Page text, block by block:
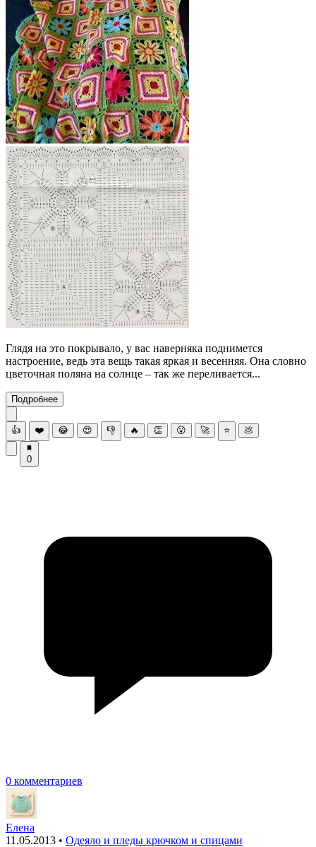
Глядя на это покрывало, у вас наверняка поднимется
настроение, ведь эта вещь такая яркая и весенняя. Она словно
цветочная поляна на солнце – так же переливается...
Подробнее
👍 ❤️ 😂 😍 👎 🔥 👏 😮 🚀 ⭐ 💩
0
0 комментариев
Елена
11.05.2013 • Одеяло и пледы крючком и спицами